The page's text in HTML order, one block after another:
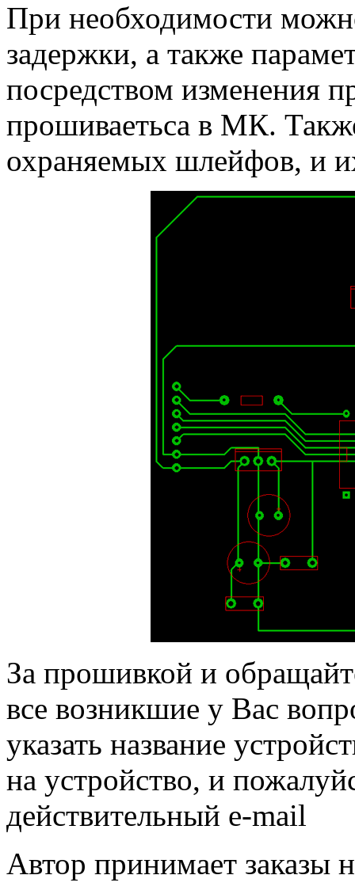
При необходимости
задержки, а также
посредством изменения
прошиваетьса в МК.
охраняемых шлейфов, и
За прошивкой и
все возникшие у Вас
указать название
на устройство, и
действительный e-mail
Автор принимает заказы